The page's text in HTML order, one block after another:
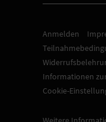
Anmelden
Informationen
Cookie-